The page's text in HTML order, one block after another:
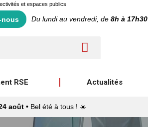
et espaces publics
nous Du lundi au vendredi, de 8h à 17h30
RSE Actualités
août • Bel été à tous ! ☀️